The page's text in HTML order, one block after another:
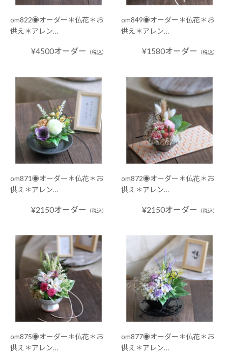
om822◉オーダー＊仏花＊お
供え＊アレン…
¥4500オーダー （税込）
om849◉オーダー＊仏花＊お
供え＊アレン…
¥1580オーダー （税込）
om871◉オーダー＊仏花＊お
供え＊アレン…
¥2150オーダー （税込）
om872◉オーダー＊仏花＊お
供え＊アレン…
¥2150オーダー （税込）
om875◉オーダー＊仏花＊お
供え＊アレン…
om877◉オーダー＊仏花＊お
供え＊アレン…